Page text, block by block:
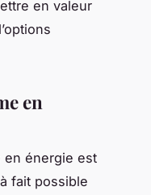
en valeur
en
en énergie est
fait possible